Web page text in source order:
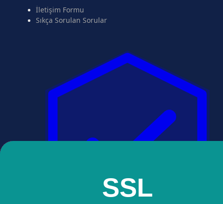
İletişim Formu
Sıkça Sorulan Sorular